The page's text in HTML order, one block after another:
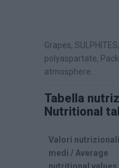
Grapes,
polyaspartate,
atmosphere.
Tabella
Nutritional
Valori nutrizionali
medi / Average